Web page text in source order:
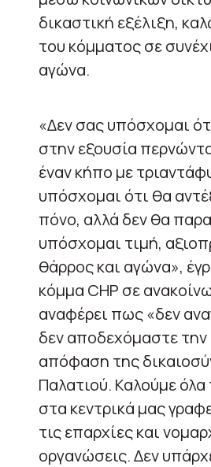
δικαστική εξέλιξη,
του κόμματος σε
αγώνα.
«Δεν σας υπόσχομαι
στην εξουσία
έναν κήπο με
υπόσχομαι ότι θα
πόνο, αλλά δεν θα
υπόσχομαι τιμή,
θάρρος και αγώνα»,
κόμμα CHP σε
αναφέρει πως «δεν
δεν αποδεχόμαστε
απόφαση της
Παλατιού. Καλούμε
στα κεντρικά μας
τις επαρχίες και
οργανώσεις. Δεν